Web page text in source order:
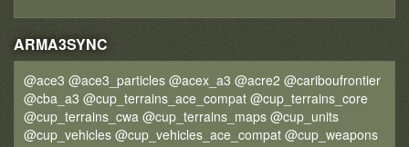
ARMA3SYNC
@ace3 @ace3_particles @acex_a3 @acre2 @cariboufrontier
@cba_a3 @cup_terrains_ace_compat @cup_terrains_core
@cup_terrains_cwa @cup_terrains_maps @cup_units
@cup_vehicles @cup_vehicles_ace_compat @cup_weapons